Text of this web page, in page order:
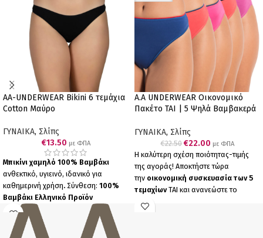
AA-UNDERWEAR Bikini 6 τεμάχια
Cotton Μαύρο
ΓΥΝΑΙΚΑ, Σλίπς
€13.50 με ΦΠΑ
Μπικίνι χαμηλό 100% Βαμβάκι
ανθεκτικό, υγιεινό, ιδανικό για
καθημερινή χρήση. Σύνθεση: 100%
Βαμβάκι Ελληνικό Προϊόν
Παραγωγής μας
Πακέτο 6
τεμαχίων (6 μαύρα).
A.A UNDERWEAR Οικονομικό
Πακέτο TAI | 5 Ψηλά Βαμβακερά
ΓΥΝΑΙΚΑ, Σλίπς
€22.50 €22.00 με ΦΠΑ
Η καλύτερη σχέση ποιότητας-τιμής
της αγοράς! Αποκτήστε τώρα
την οικονομική συσκευασία των 5
τεμαχίωνTAI και ανανεώστε το
συρτάρι σας με